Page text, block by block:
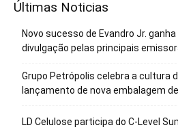
Últimas Noticias
Novo sucesso de Evandro Jr.
divulgação pelas principais
Grupo Petrópolis celebra a cultura
lançamento de nova embalagem
LD Celulose participa do C-Level